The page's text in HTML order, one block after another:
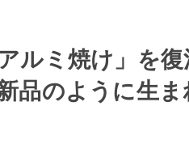
ルミ焼け」を復
品のように生ま